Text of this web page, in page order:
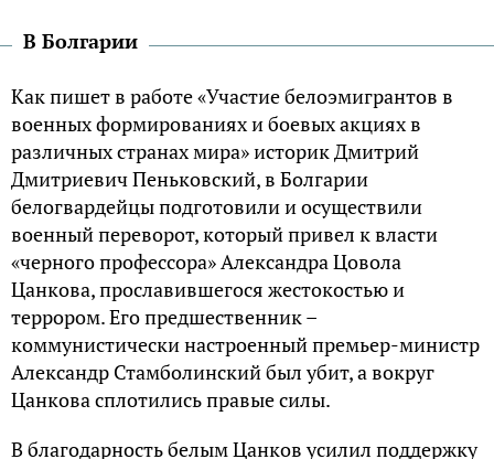
В Болгарии
Как пишет в работе «Участие белоэмигрантов в
военных формированиях и боевых акциях в
различных странах мира» историк Дмитрий
Дмитриевич Пеньковский, в Болгарии
белогвардейцы подготовили и осуществили
военный переворот, который привел к власти
«черного профессора» Александра Цовола
Цанкова, прославившегося жестокостью и
террором. Его предшественник –
коммунистически настроенный премьер-министр
Александр Стамболинский был убит, а вокруг
Цанкова сплотились правые силы.
В благодарность белым Цанков усилил поддержку